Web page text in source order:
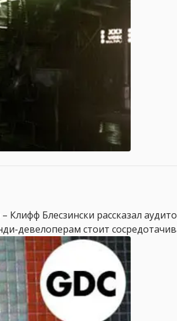
Блесзински рассказал
девелоперам стоит